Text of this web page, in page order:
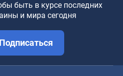
быть в курсе последних
и мира сегодня
Подписаться